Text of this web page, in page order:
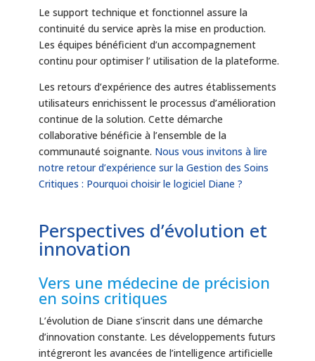
Le support technique et fonctionnel assure la
continuité du service après la mise en production.
Les équipes bénéficient d’un accompagnement
continu pour optimiser l’ utilisation de la plateforme.
Les retours d’expérience des autres établissements
utilisateurs enrichissent le processus d’amélioration
continue de la solution. Cette démarche
collaborative bénéficie à l’ensemble de la
communauté soignante. Nous vous invitons à lire
notre retour d’expérience sur la Gestion des Soins
Critiques : Pourquoi choisir le logiciel Diane ?
Perspectives d’évolution et
innovation
Vers une médecine de précision
en soins critiques
L’évolution de Diane s’inscrit dans une démarche
d’innovation constante. Les développements futurs
intégreront les avancées de l’intelligence artificielle